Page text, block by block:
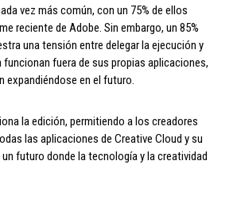
vez más común, con un 75% de ellos
reciente de Adobe. Sin embargo, un 85%
una tensión entre delegar la ejecución y
fuera de sus propias aplicaciones,
expandiéndose en el futuro.
la edición, permitiendo a los creadores
las aplicaciones de Creative Cloud y su
futuro donde la tecnología y la creatividad